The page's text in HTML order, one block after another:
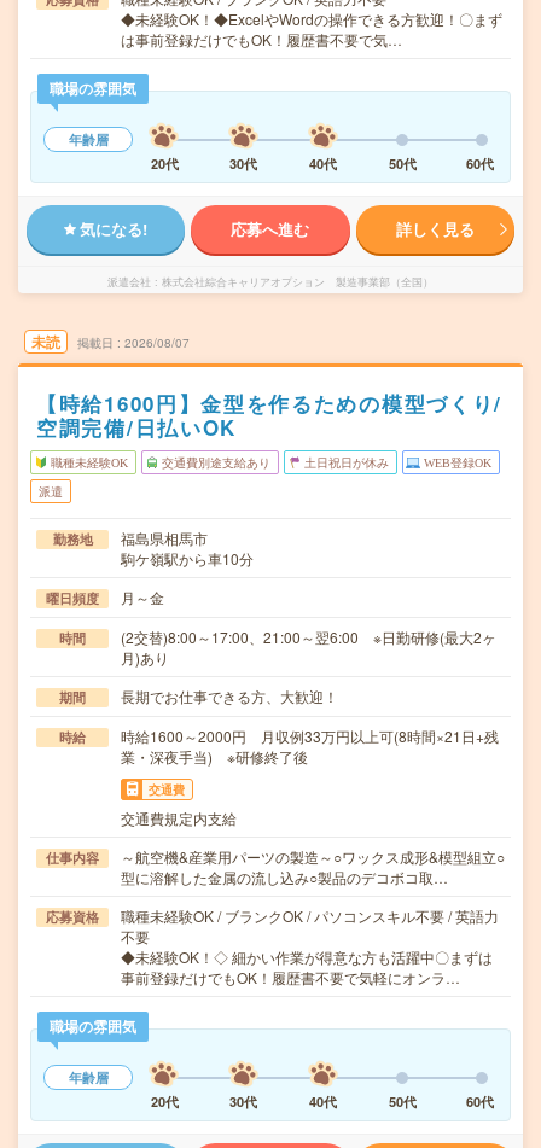
◆未経験OK！◆ExcelやWordの操作できる方歓迎！〇まず
は事前登録だけでもOK！履歴書不要で気…
職場の雰囲気
年齢層
20代
30代 40代 50代 60代
気になる! 応募へ進む 詳しく見る
派遣会社 株式会社綜合キャリアオプション 製造事業部（全国）
未読 掲載日 2026/08/07
【時給1600円】金型を作るための模型づくり/
空調完備/日払いOK
職種未経験OK 交通費別途支給あり 土日祝日が休み WEB登録OK
派遣
勤務地
福島県相馬市
駒ケ嶺駅から車10分
曜日頻度 月～金
時間
(2交替)8:00～17:00、21:00～翌6:00 ※日勤研修(最大2ヶ
月)あり
期間 長期でお仕事できる方、大歓迎！
時給
時給1600～2000円 月収例33万円以上可(8時間×21日+残
業・深夜手当) ※研修終了後
交通費
交通費規定内支給
仕事内容
～航空機&産業用パーツの製造～○ワックス成形&模型組立○
型に溶解した金属の流し込み○製品のデコボコ取…
応募資格
職種未経験OK / ブランクOK / パソコンスキル不要 / 英語力
不要
◆未経験OK！◇ 細かい作業が得意な方も活躍中〇まずは
事前登録だけでもOK！履歴書不要で気軽にオンラ…
職場の雰囲気
年齢層
20代
30代 40代 50代 60代